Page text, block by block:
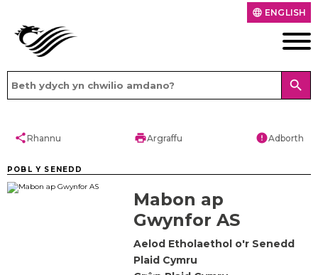
language ENGLISH
search
shareRhannu printArgraffu errorAdborth
POBL Y SENEDD
Mabon ap
Gwynfor AS
Aelod Etholaethol o'r Senedd
Plaid Cymru